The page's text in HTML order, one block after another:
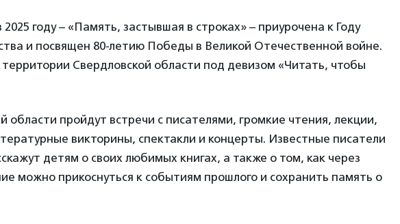
году – «Память, застывшая в строках» – приурочена к Году
и посвящен 80-летию Победы в Великой Отечественной войне.
Свердловской области под девизом «Читать, чтобы
области пройдут встречи с писателями, громкие чтения, лекции,
викторины, спектакли и концерты. Известные писатели
детям о своих любимых книгах, а также о том, как через
можно прикоснуться к событиям прошлого и сохранить память о